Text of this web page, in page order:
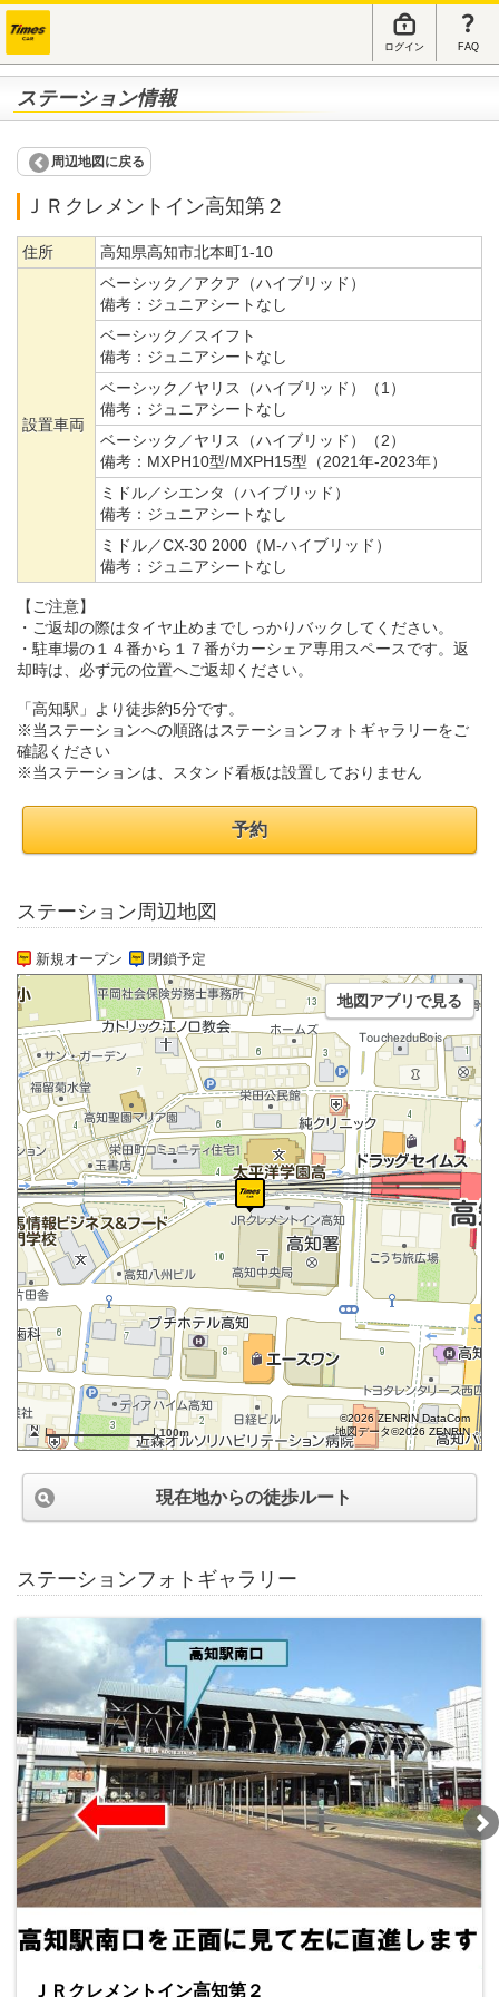
ログイン FAQ
ステーション情報
周辺地図に戻る
ＪＲクレメントイン高知第２
住所 高知県高知市北本町1-10
設置車両
ベーシック／アクア（ハイブリッド）
備考： ジュニアシートなし
ベーシック／スイフト
備考： ジュニアシートなし
ベーシック／ヤリス（ハイブリッド）（1）
備考： ジュニアシートなし
ベーシック／ヤリス（ハイブリッド）（2）
備考： MXPH10型/MXPH15型（2021年-2023年）
ミドル／シエンタ（ハイブリッド）
備考： ジュニアシートなし
ミドル／CX-30 2000（M-ハイブリッド）
備考： ジュニアシートなし
【ご注意】
・ご返却の際はタイヤ止めまでしっかりバックしてください。
・駐車場の１４番から１７番がカーシェア専用スペースです。返
却時は、必ず元の位置へご返却ください。
「高知駅」より徒歩約5分です。
※当ステーションへの順路はステーションフォトギャラリーをご
確認ください
※当ステーションは、スタンド看板は設置しておりません
予約
ステーション周辺地図
新規オープン 閉鎖予定
100m
©2026 ZENRIN DataCom
地図データ©2026 ZENRIN
地図アプリで見る
現在地からの徒歩ルート
ステーションフォトギャラリー
ＪＲクレメントイン高知第２